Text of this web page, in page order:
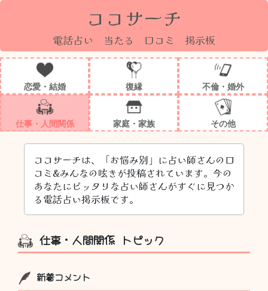
ココサーチ
電話占い 当たる 口コミ 掲示板
恋愛・結婚 復縁 不倫・婚外
仕事・人間関係 家庭・家族 その他
ココサーチは、「お悩み別」に占い師さんの口
コミ&みんなの呟きが投稿されています。今の
あなたにピッタリな占い師さんがすぐに見つか
る電話占い掲示板です。
仕事・人間関係 トピック
新着コメント